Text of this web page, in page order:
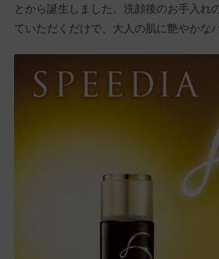
とから誕生しました。洗顔後のお手入れ
ていただくだけで、大人の肌に艶やかな